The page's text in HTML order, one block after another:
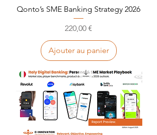
Qonto’s SME Banking Strategy 2026
Prix
220,00 €
Ajouter au panier